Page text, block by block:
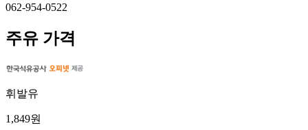
062-954-0522
주유 가격
휘발유
1,849원